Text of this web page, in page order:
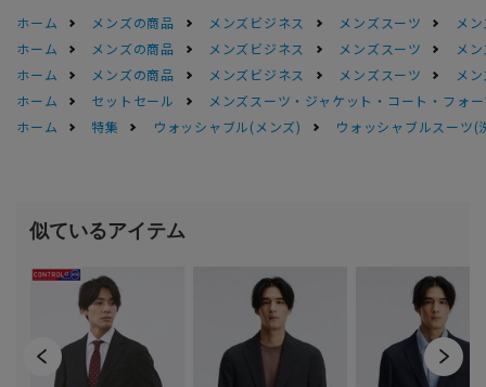
ホーム メンズの商品 メンズビジネス メンズスーツ
メ
ホーム
メンズの商品 メンズビジネス メンズスーツ
メ
ホーム
メンズの商品 メンズビジネス メンズスーツ
メ
ホーム
セットセール
メンズスーツ・ジャケット・コート・フォ
ホーム
特集 ウォッシャブル(メンズ) ウォッシャブルスーツ(